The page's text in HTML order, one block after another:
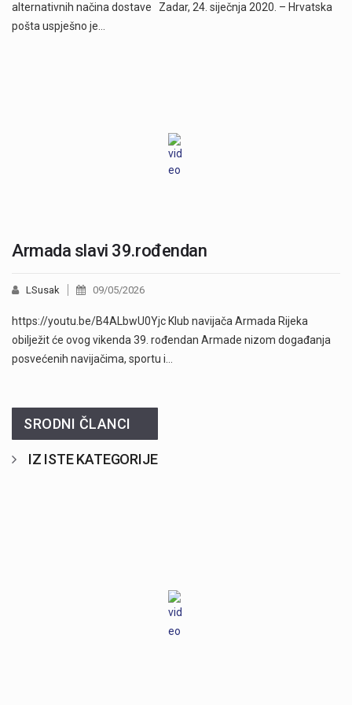
alternativnih načina dostave Zadar, 24. siječnja 2020. – Hrvatska
pošta uspješno je…
Armada slavi 39.rođendan
LSusak 09/05/2026
https://youtu.be/B4ALbwU0Yjc Klub navijača Armada Rijeka
obilježit će ovog vikenda 39. rođendan Armade nizom događanja
posvećenih navijačima, sportu i…
SRODNI ČLANCI
IZ ISTE KATEGORIJE